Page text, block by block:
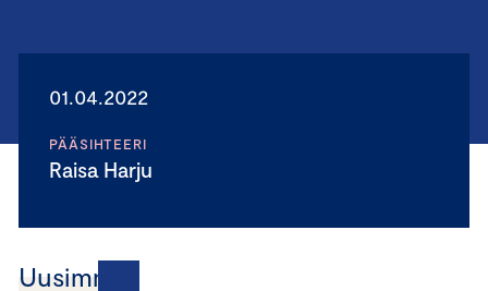
01.04.2022
PÄÄSIHTEERI
Raisa Harju
Uusimmat